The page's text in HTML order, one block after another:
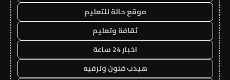
موقع حالة للتعليم
ثقافة وتعليم
اخبار 24 ساعة
هيدب فنون وترفيه